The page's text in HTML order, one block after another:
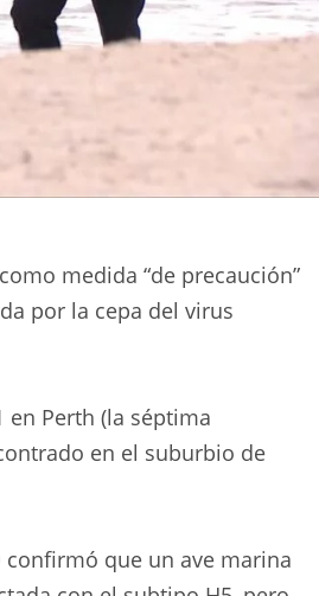
medida “de precaución”
por la cepa del virus
Perth (la séptima
en el suburbio de
confirmó que un ave marina